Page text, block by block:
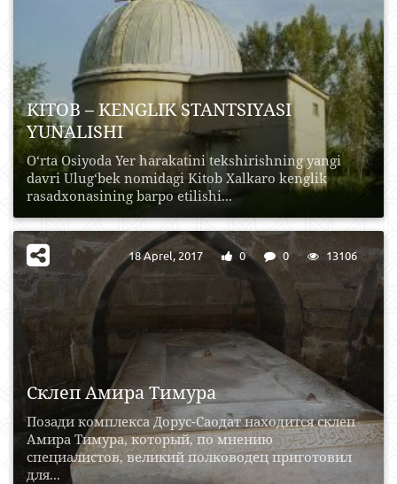
KITOB – KENGLIK STANTSIYASI
YUNALISHI
O‘rta Osiyoda Yer harakatini tekshirishning yangi
davri Ulug‘bek nomidagi Kitob Xalkaro kenglik
rasadxonasining barpo etilishi...
Склеп Амира Тимура
Позади комплекса Дорус-Саодат находится склеп
Амира Тимура, который, по мнению
специалистов, великий полководец приготовил
для...
18 Aprel, 2017 0 0 13106